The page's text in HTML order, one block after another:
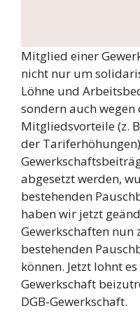
Mitglied einer
nicht nur um
Löhne und
sondern auch
Mitgliedsvorteile (z.
der
abgesetzt werden,
bestehenden
haben wir jetzt
Gewerkschaften nun
bestehenden
können. Jetzt lohnt
Gewerkschaft
DGB-Gewerkschaft.